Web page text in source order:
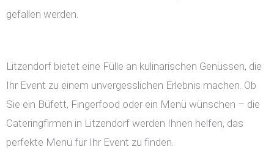
gefallen werden.
Litzendorf bietet eine Fülle an kulinarischen Genüssen, die
Ihr Event zu einem unvergesslichen Erlebnis machen. Ob
Sie ein Büfett, Fingerfood oder ein Menü wünschen – die
Cateringfirmen in Litzendorf werden Ihnen helfen, das
perfekte Menü für Ihr Event zu finden.